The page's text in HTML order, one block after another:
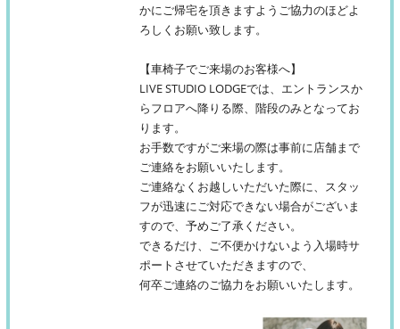
かにご帰宅を頂きますようご協力のほどよ
ろしくお願い致します。
【車椅子でご来場のお客様へ】
LIVE STUDIO LODGEでは、エントランスか
らフロアへ降りる際、階段のみとなってお
ります。
お手数ですがご来場の際は事前に店舗まで
ご連絡をお願いいたします。
ご連絡なくお越しいただいた際に、スタッ
フが迅速にご対応できない場合がございま
すので、予めご了承ください。
できるだけ、ご不便かけないよう入場時サ
ポートさせていただきますので、
何卒ご連絡のご協力をお願いいたします。